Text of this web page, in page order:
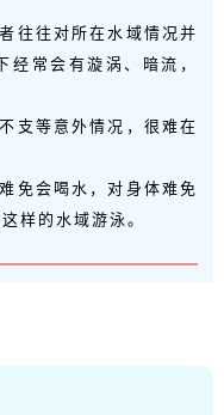
往往对所在水域情况并
常会有漩涡、暗流，
支等意外情况，很难在
免会喝水，对身体难免
样的水域游泳。